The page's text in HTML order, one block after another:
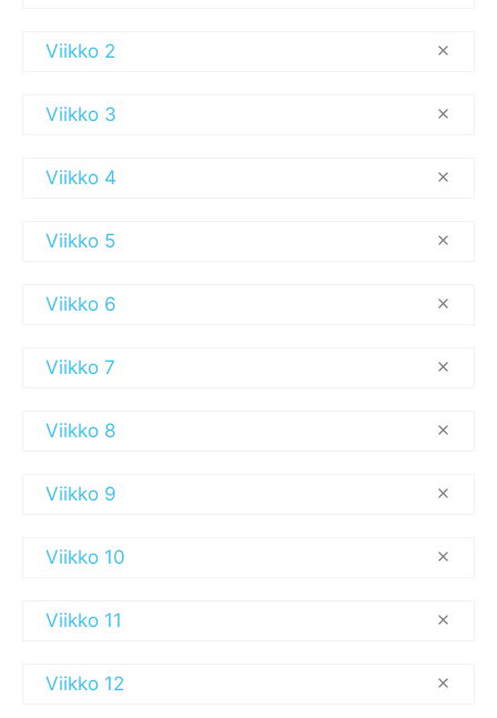
Viikko 2
Viikko 3
Viikko 4
Viikko 5
Viikko 6
Viikko 7
Viikko 8
Viikko 9
Viikko 10
Viikko 11
Viikko 12